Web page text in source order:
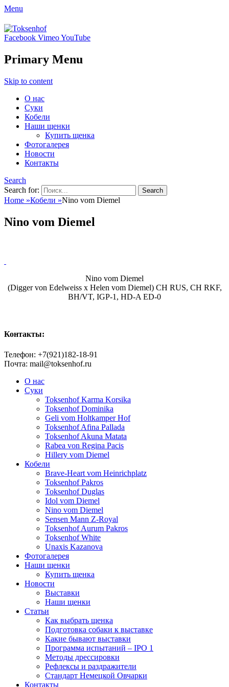
Menu
Toksenhof
Питомник немецких овчарок элитного
разведения
Facebook VimeoYouTube
Primary Menu
Skip to content
О нас
Суки
Кобели
Наши щенки
Купить щенка
Фотогалерея
Новости
Контакты
Search
Search for:
Home »Кобели »Nino vom Diemel
Nino vom Diemel
Nino vom Diemel
(Digger von Edelweiss x Helen vom Diemel) CH RUS, CH RKF,
BH/VT, IGP-1, HD-A ED-0
Контакты:
Телефон: +7(921)182-18-91
Почта: mail@toksenhof.ru
О нас
Суки
Toksenhof Karma Korsika
Toksenhof Dominika
Geli vom Holtkamper Hof
Toksenhof Afina Pallada
Toksenhof Akuna Matata
Rabea von Regina Pacis
Hillery vom Diemel
Кобели
Brave-Heart vom Heinrichplatz
Toksenhof Pakros
Toksenhof Duglas
Idol vom Diemel
Nino vom Diemel
Sensen Mann Z-Royal
Toksenhof Aurum Pakros
Toksenhof White
Unaxis Kazanova
Фотогалерея
Наши щенки
Купить щенка
Новости
Выставки
Наши щенки
Статьи
Как выбрать щенка
Подготовка собаки к выставке
Какие бывают выставки
Программа испытаний – IPO 1
Методы дрессировки
Рефлексы и раздражители
Стандарт Немецкой Овчарки
Контакты